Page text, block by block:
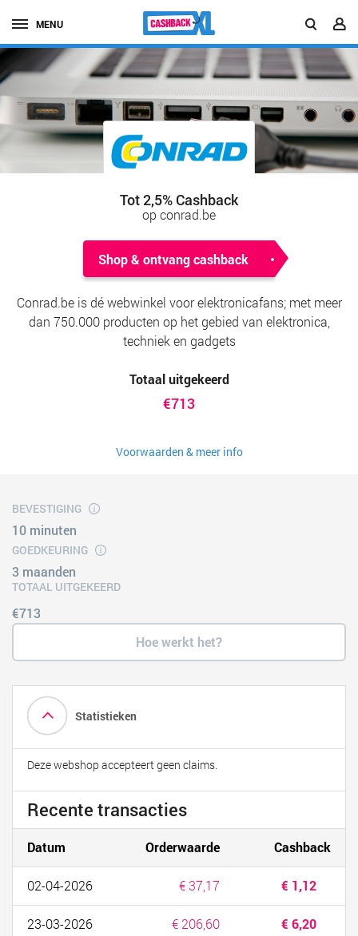
MENU
Tot 2,5% Cashback
op conrad.be
Shop & ontvang cashback
Conrad.be is dé webwinkel voor elektronicafans; met meer
dan 750.000 producten op het gebied van elektronica,
techniek en gadgets
Totaal uitgekeerd
€713
Voorwaarden & meer info
BEVESTIGING
10 minuten
GOEDKEURING
3 maanden
TOTAAL UITGEKEERD
€713
Hoe werkt het?
Statistieken
Deze webshop accepteert geen claims.
Recente transacties
Datum Orderwaarde Cashback
02-04-2026 € 37,17 € 1,12
23-03-2026 € 206,60 € 6,20